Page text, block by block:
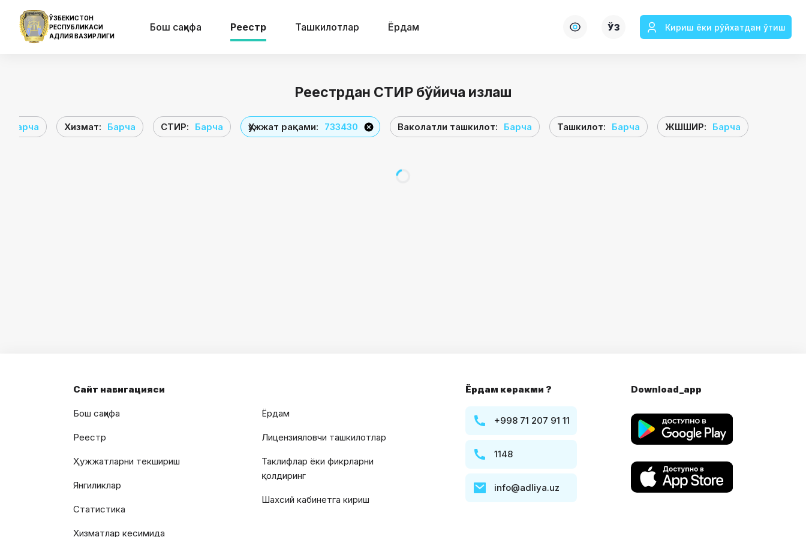
ЎЗБЕКИСТОН
РЕСПУБЛИКАСИ
АДЛИЯ ВАЗИРЛИГИ
Бош саҳифа Реестр Ташкилотлар Ёрдам ЎЗ Кириш ёки рўйхатдан ўтиш
Реестрдан СТИР бўйича излаш
Барча Хизмат: Барча СТИР: Барча Ҳужжат рақами: 733430 Ваколатли ташкилот: Барча Ташкилот: Барча ЖШШИР: Барча
Сайт навигацияси
Бош саҳифа
Реестр
Ҳужжатларни текшириш
Янгиликлар
Статистика
Хизматлар кесимида
Ёрдам
Лицензияловчи ташкилотлар
Таклифлар ёки фикрларни
қолдиринг
Шахсий кабинетга кириш
Ёрдам керакми ?
+998 71 207 91 11
1148
info@adliya.uz
Download_app